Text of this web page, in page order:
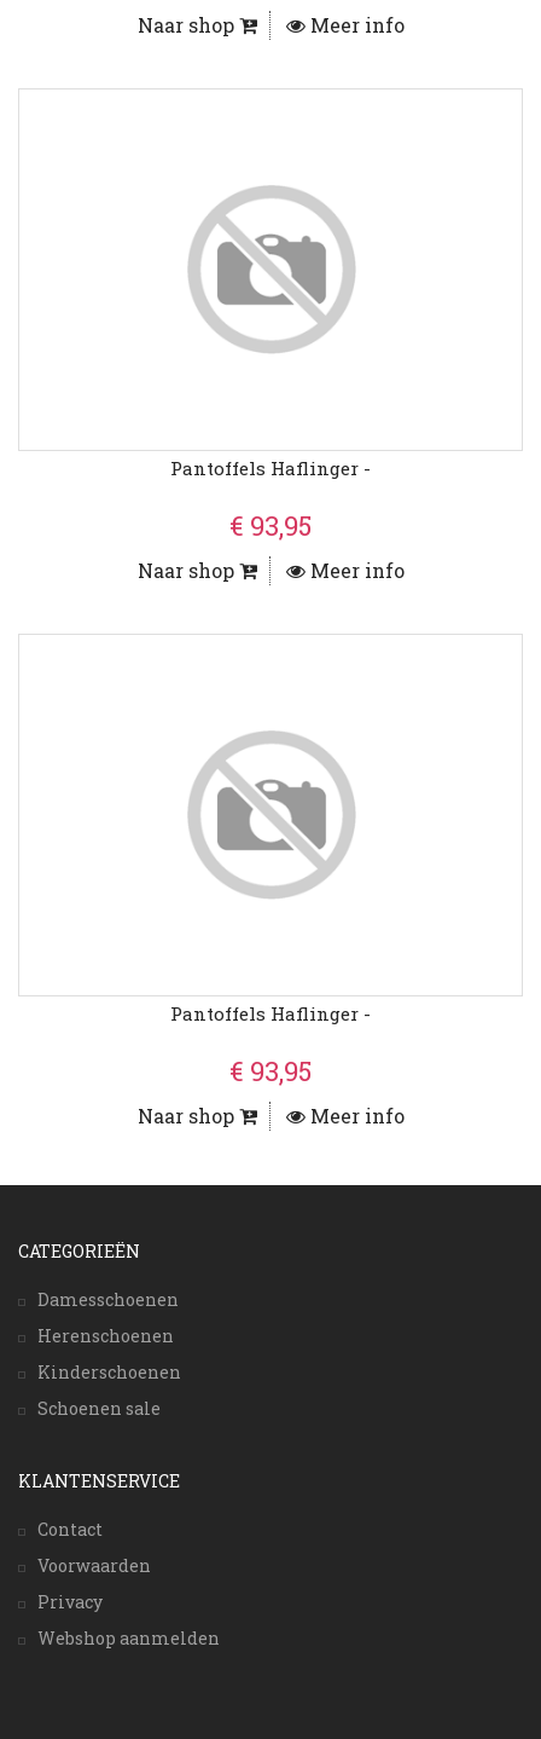
Naar shop Meer info
Pantoffels Haflinger -
€ 93,95
Naar shop Meer info
Pantoffels Haflinger -
€ 93,95
Naar shop Meer info
CATEGORIEËN
Damesschoenen
Herenschoenen
Kinderschoenen
Schoenen sale
KLANTENSERVICE
Contact
Voorwaarden
Privacy
Webshop aanmelden